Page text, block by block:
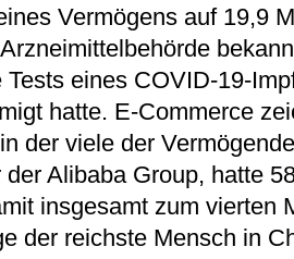
Vermögens auf 19,9
eines COVID-19-
hatte. E-Commerce
der viele der
Alibaba Group, hatte
insgesamt zum vierten
der reichste Mensch in